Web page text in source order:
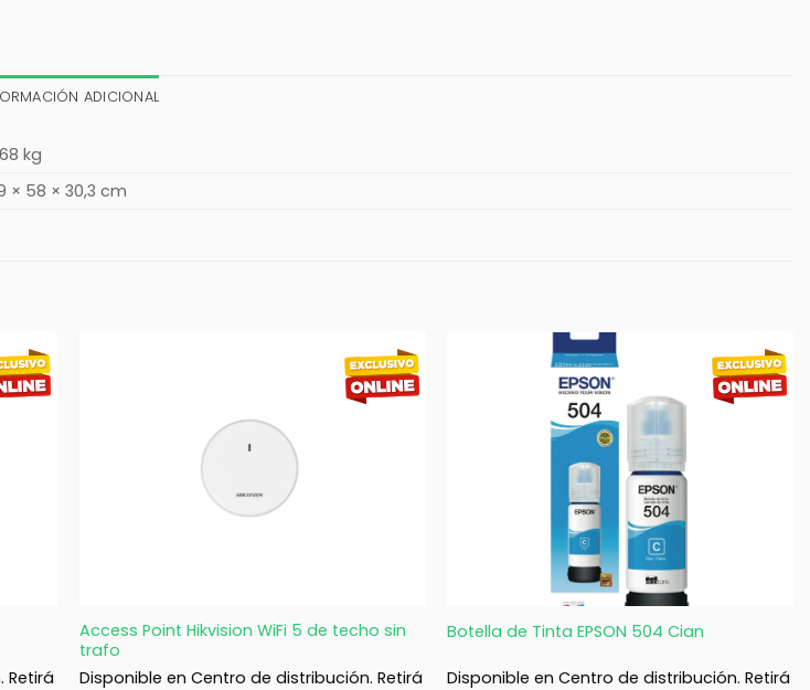
ADICIONAL
kg
× 58 × 30,3 cm
Retirá
Access Point Hikvision WiFi 5 de techo sin
trafo
Disponible en Centro de distribución. Retirá
Botella de Tinta EPSON 504 Cian
Disponible en Centro de distribución. Retirá